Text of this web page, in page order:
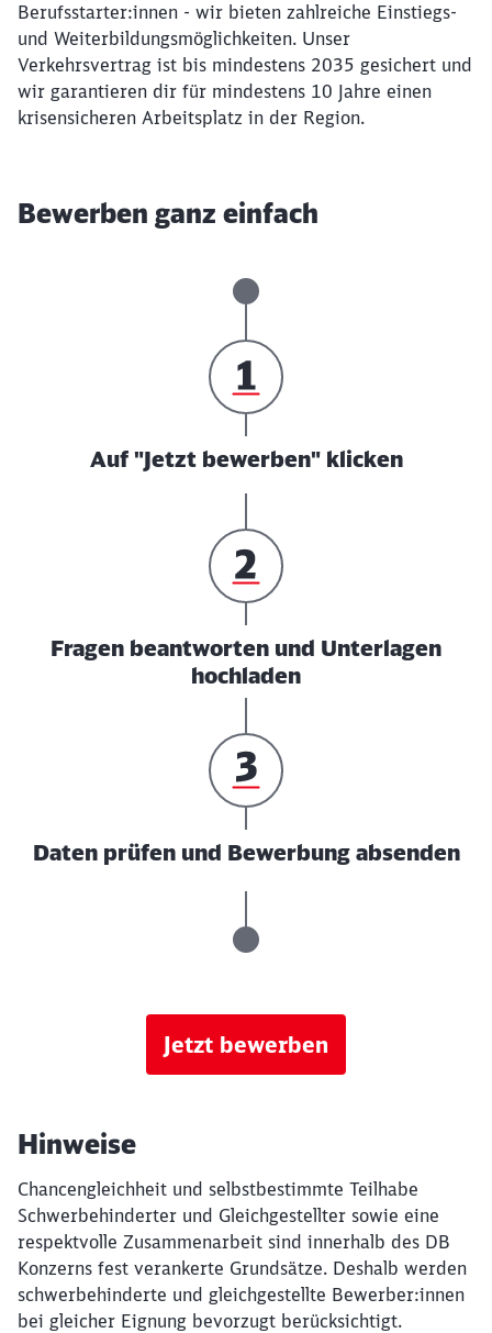
Berufsstarter:innen - wir bieten zahlreiche Einstiegs-
und Weiterbildungsmöglichkeiten. Unser
Verkehrsvertrag ist bis mindestens 2035 gesichert und
wir garantieren dir für mindestens 10 Jahre einen
krisensicheren Arbeitsplatz in der Region.
Bewerben ganz einfach
Auf "Jetzt bewerben" klicken
Fragen beantworten und Unterlagen
hochladen
Daten prüfen und Bewerbung absenden
Jetzt bewerben
Hinweise
Chancengleichheit und selbstbestimmte Teilhabe
Schwerbehinderter und Gleichgestellter sowie eine
respektvolle Zusammenarbeit sind innerhalb des DB
Konzerns fest verankerte Grundsätze. Deshalb werden
schwerbehinderte und gleichgestellte Bewerber:innen
bei gleicher Eignung bevorzugt berücksichtigt.